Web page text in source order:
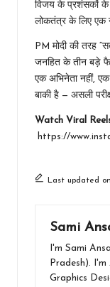
विजय के प्रशंसकों के
लोकतंत्र के लिए एक
PM मोदी की तरह
जनहित के तीन बड़े
एक अभिनेता नहीं,
बाकी है — असली
Watch Viral
https://
Last updated
Sami
I'm Sami
Pradesh).
Graphics